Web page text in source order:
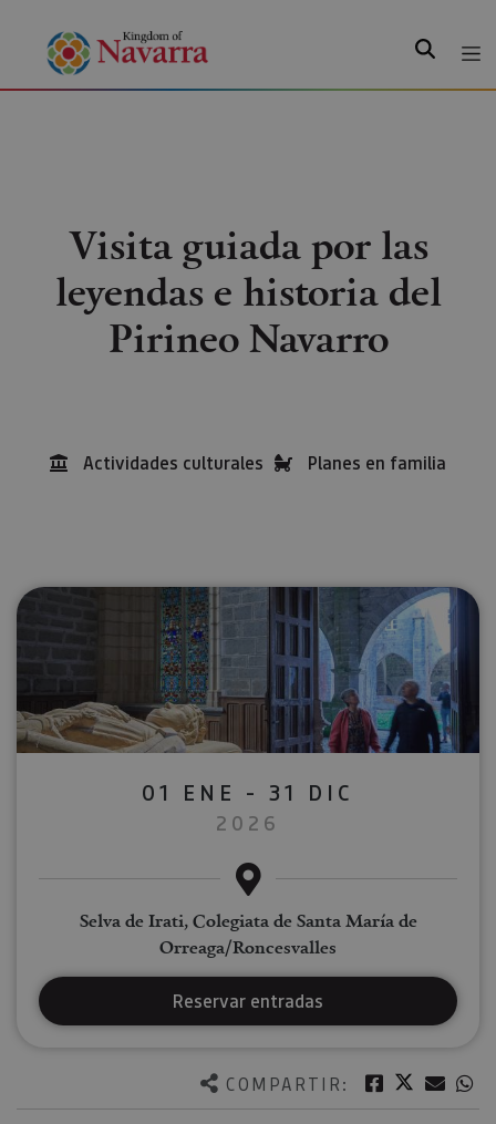
Search
Visita guiada por las
leyendas e historia del
Pirineo Navarro
Actividades culturales Planes en familia
COMPARTIR: Facebook
Twitter
01 ENE - 31 DIC
2026
Selva de Irati, Colegiata de Santa María de
Orreaga/Roncesvalles
Reservar entradas